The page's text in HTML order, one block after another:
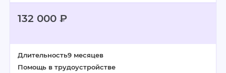
132 000 ₽
Длительность9 месяцев
Помощь в трудоустройстве